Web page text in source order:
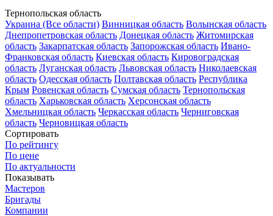
Тернопольская область
Украина (Все области) Винницкая область Волынская область
Днепропетровская область Донецкая область Житомирская
область Закарпатская область Запорожская область Ивано-
Франковская область Киевская область Кировоградская
область Луганская область Львовская область Николаевская
область Одесская область Полтавская область Республика
Крым Ровенская область Сумская область Тернопольская
область Харьковская область Херсонская область
Хмельницкая область Черкасская область Черниговская
область Черновицкая область
Сортировать
По рейтингу
По цене
По актуальности
Показывать
Мастеров
Бригады
Компании